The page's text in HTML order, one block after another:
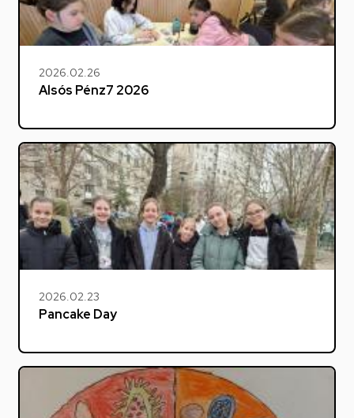
2026.02.26
Alsós Pénz7 2026
2026.02.23
Pancake Day